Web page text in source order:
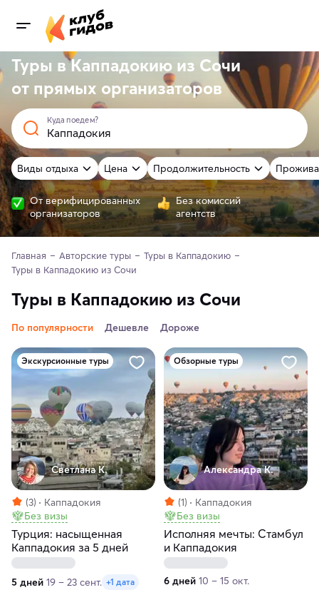
Туры в Каппадокию из Сочи
от прямых организаторов
Куда поедем?
Виды отдыха Цена Продолжительность
От верифицированных
организаторов
Без комиссий
агентств
Главная Авторские туры
Туры в Каппадокию
Туры в Каппадокию из Сочи
Туры в Каппадокию из Сочи
По популярности Дешевле Дороже
Экскурсионные туры
Светлана К.
(3)
Каппадокия
Без визы
Турция: насыщенная
Каппадокия за 5 дней
5 дней 19 – 23 сент. +1 дата
Обзорные туры
Александра К.
(1)
Каппадокия
Без визы
Исполняя мечты: Стамбул
и Каппадокия
6 дней 10 – 15 окт.